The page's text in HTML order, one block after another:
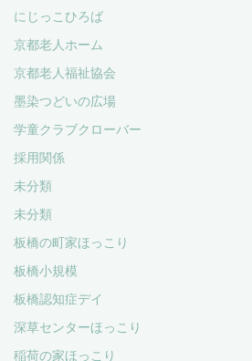
にじっこひろば
京都老人ホーム
京都老人福祉協会
墨染つどいの広場
学童クラブクローバー
採用関係
未分類
未分類
板橋の町家ほっこり
板橋小規模
板橋認知症デイ
深草センターほっこり
稲荷の家ほっこり